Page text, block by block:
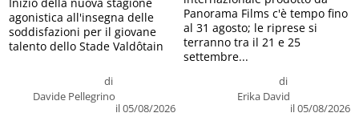
di
Davide Pellegrino
il 05/08/2026
agonistica all'insegna delle
soddisfazioni per il giovane
talento dello Stade Valdôtain
di
Erika David
il 05/08/2026
Panorama Films c'è tempo fino
al 31 agosto; le riprese si
terranno tra il 21 e 25
settembre...